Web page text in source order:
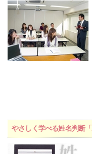
やさしく学べる姓名判断「